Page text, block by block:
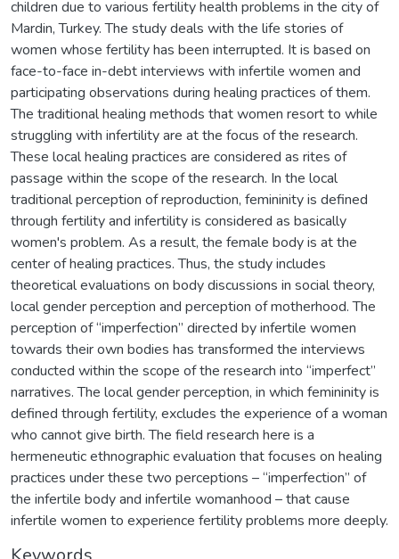
children due to various fertility health problems in the city of
Mardin, Turkey. The study deals with the life stories of
women whose fertility has been interrupted. It is based on
face-to-face in-debt interviews with infertile women and
participating observations during healing practices of them.
The traditional healing methods that women resort to while
struggling with infertility are at the focus of the research.
These local healing practices are considered as rites of
passage within the scope of the research. In the local
traditional perception of reproduction, femininity is defined
through fertility and infertility is considered as basically
women's problem. As a result, the female body is at the
center of healing practices. Thus, the study includes
theoretical evaluations on body discussions in social theory,
local gender perception and perception of motherhood. The
perception of “imperfection” directed by infertile women
towards their own bodies has transformed the interviews
conducted within the scope of the research into “imperfect”
narratives. The local gender perception, in which femininity is
defined through fertility, excludes the experience of a woman
who cannot give birth. The field research here is a
hermeneutic ethnographic evaluation that focuses on healing
practices under these two perceptions – “imperfection” of
the infertile body and infertile womanhood – that cause
infertile women to experience fertility problems more deeply.